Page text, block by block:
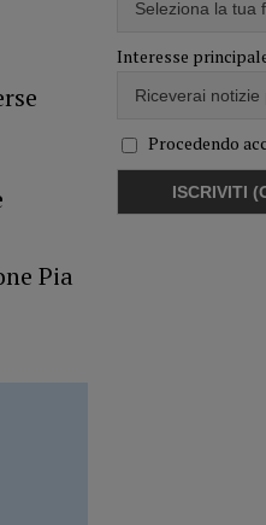
Pia
Interesse
Procedendo